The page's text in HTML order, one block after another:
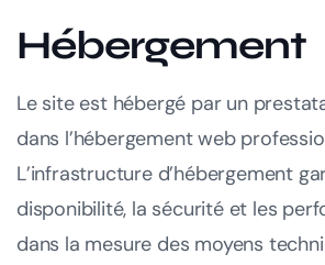
Hébergement
Le site est hébergé par un
dans l’hébergement web
L’infrastructure d’hébergement
disponibilité, la sécurité et les
dans la mesure des moyens